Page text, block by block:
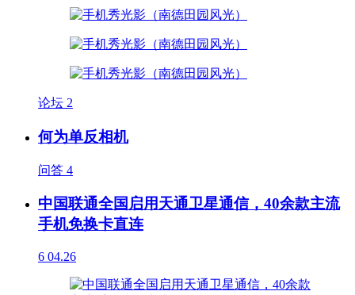
论坛 2
何为单反相机
问答 4
中国联通全国启用天通卫星通信，40余款主流
手机免换卡直连
6 04.26